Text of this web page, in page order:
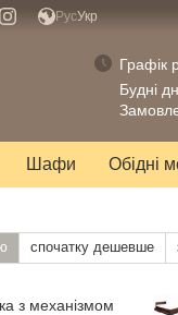
РусУкр
Графік
Будні
Шафи Обідні
спочатку дешевше
з механізмом